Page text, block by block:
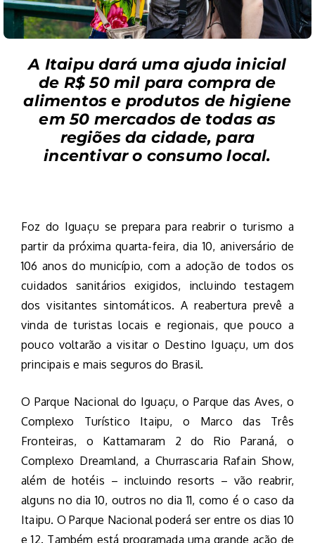
A Itaipu dará uma ajuda inicial
de R$ 50 mil para compra de
alimentos e produtos de higiene
em 50 mercados de todas as
regiões da cidade, para
incentivar o consumo local.
Foz do Iguaçu se prepara para reabrir o turismo a
partir da próxima quarta-feira, dia 10, aniversário de
106 anos do município, com a adoção de todos os
cuidados sanitários exigidos, incluindo testagem
dos visitantes sintomáticos. A reabertura prevê a
vinda de turistas locais e regionais, que pouco a
pouco voltarão a visitar o Destino Iguaçu, um dos
principais e mais seguros do Brasil.
O Parque Nacional do Iguaçu, o Parque das Aves, o
Complexo Turístico Itaipu, o Marco das Três
Fronteiras, o Kattamaram 2 do Rio Paraná, o
Complexo Dreamland, a Churrascaria Rafain Show,
além de hotéis – incluindo resorts – vão reabrir,
alguns no dia 10, outros no dia 11, como é o caso da
Itaipu. O Parque Nacional poderá ser entre os dias 10
e 12. Também está programada uma grande ação de